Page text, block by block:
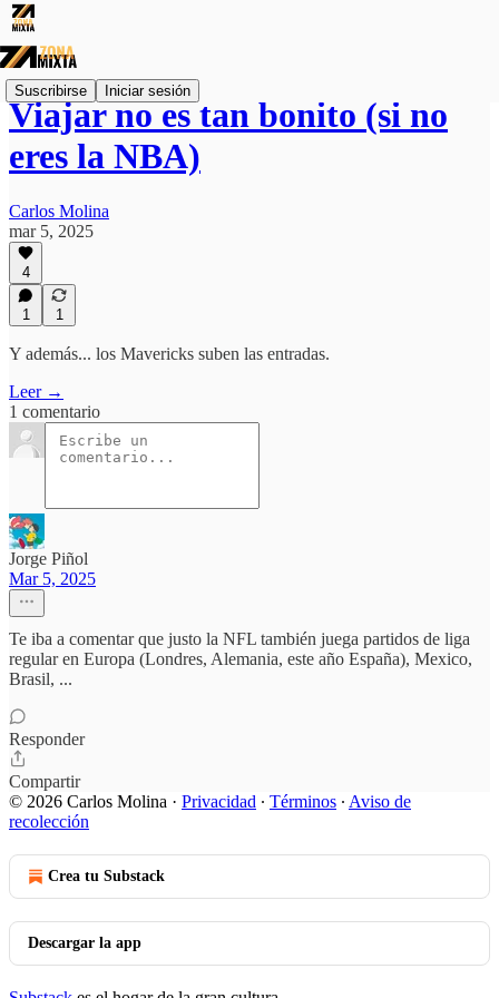
Suscribirse Iniciar sesión
Viajar no es tan bonito (si no
eres la NBA)
Carlos Molina
mar 5, 2025
4
1 1
Y además... los Mavericks suben las entradas.
Leer →
1 comentario
Jorge Piñol
Mar 5, 2025
Te iba a comentar que justo la NFL también juega partidos de liga
regular en Europa (Londres, Alemania, este año España), Mexico,
Brasil, ...
Responder
Compartir
© 2026 Carlos Molina · Privacidad ∙ Términos ∙ Aviso de
recolección
Crea tu Substack
Descargar la app